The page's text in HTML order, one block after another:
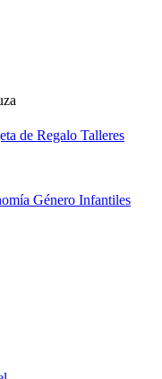
de Regalo Talleres
Género Infantiles